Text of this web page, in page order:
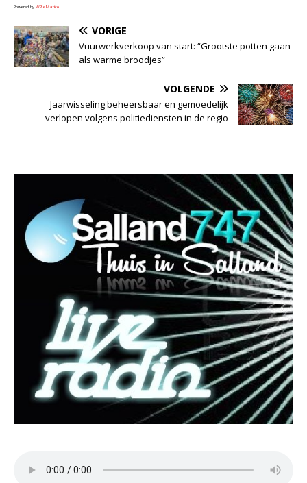
Powered by WPeMatico
VORIGE
Vuurwerkverkoop van start: “Grootste potten gaan
als warme broodjes”
VOLGENDE
Jaarwisseling beheersbaar en gemoedelijk
verlopen volgens politiediensten in de regio